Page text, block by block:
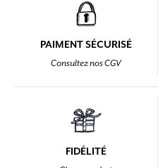
PAIMENT SÉCURISÉ
Consultez nos CGV
FIDÉLITÉ